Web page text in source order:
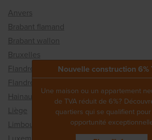
Nouvelle construction 6%
Une maison ou un appartement
de TVA réduit de 6%?
quartiers qui se qualifient
opportunité
Anvers
Brabant flamand
Brabant wallon
Bruxelles
Flandre occidentale
Flandre orientale
Hainaut
Liège
Limbourg